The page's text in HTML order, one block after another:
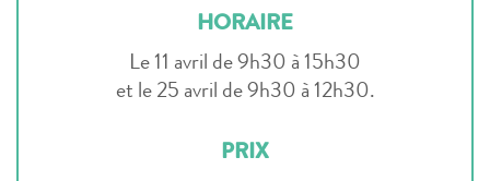
HORAIRE
Le 11 avril de 9h30 à 15h30
et le 25 avril de 9h30 à 12h30.
PRIX